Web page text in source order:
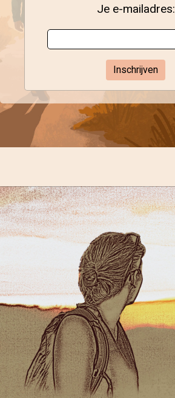
Je e-mailadres: